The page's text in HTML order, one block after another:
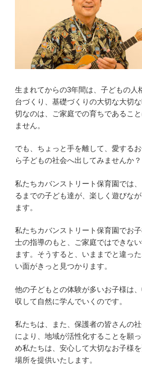
生まれてからの3年間は、子どもの人
台づくり、基礎づくりの大切な大切
切なのは、ご家庭での育ちであるこ
ません。
でも、ちょっと手を離して、愛する
ら子どもの社会へ出してみませんか？
私たちカバンストリート保育園では
るまでの子ども達が、楽しく遊びな
ます。
私たちカバンストリート保育園でお
士の指導のもと、ご家庭ではできな
ます。そうすると、いままでと違っ
い面がきっと見つかります。
他の子どもとの体験が多いお子様は
収して自然に学んでいくのです。
私たちは、また、保護者の皆さんの
により、地域が活性化することを願
め私たちは、安心して大切なお子様
場所を提供いたします。